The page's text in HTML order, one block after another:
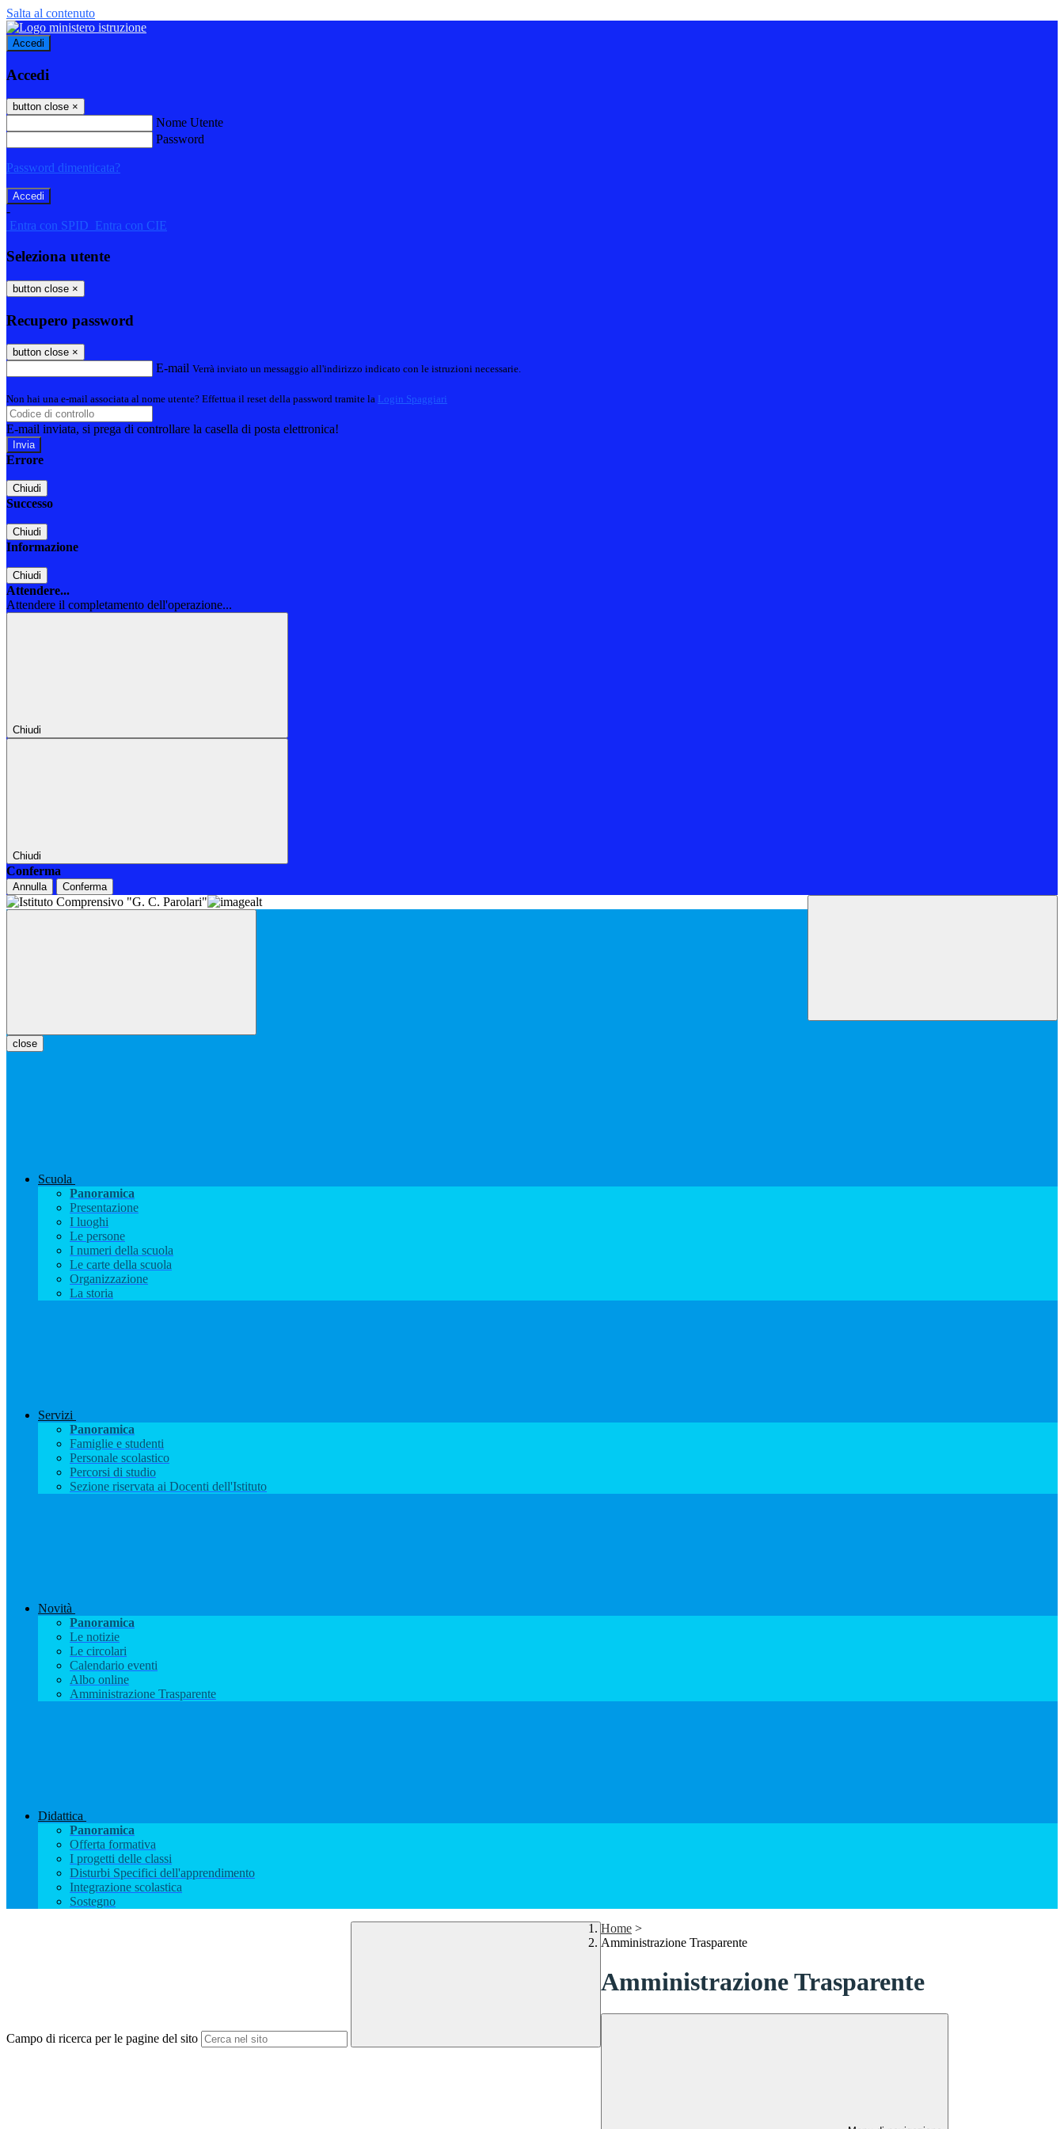
Salta al contenuto
Accedi
Accedi
button close ×
Nome Utente
Password
Password dimenticata?
-
Entra con SPID Entra con CIE
Seleziona utente
button close ×
Recupero password
button close ×
E-mail Verrà inviato un messaggio all'indirizzo indicato con le istruzioni necessarie.
Non hai una e-mail associata al nome utente? Effettua il reset della password tramite la Login Spaggiari
E-mail inviata, si prega di controllare la casella di posta elettronica!
Errore
Chiudi
Successo
Chiudi
Informazione
Chiudi
Attendere...
Attendere il completamento dell'operazione...
Chiudi
Chiudi
Conferma
Annulla Conferma
close
Scuola
Panoramica
Presentazione
I luoghi
Le persone
I numeri della scuola
Le carte della scuola
Organizzazione
La storia
Servizi
Panoramica
Famiglie e studenti
Personale scolastico
Percorsi di studio
Sezione riservata ai Docenti dell'Istituto
Novità
Panoramica
Le notizie
Le circolari
Calendario eventi
Albo online
Amministrazione Trasparente
Didattica
Panoramica
Offerta formativa
I progetti delle classi
Disturbi Specifici dell'apprendimento
Integrazione scolastica
Sostegno
Campo di ricerca per le pagine del sito
Home >
Amministrazione Trasparente
Amministrazione Trasparente